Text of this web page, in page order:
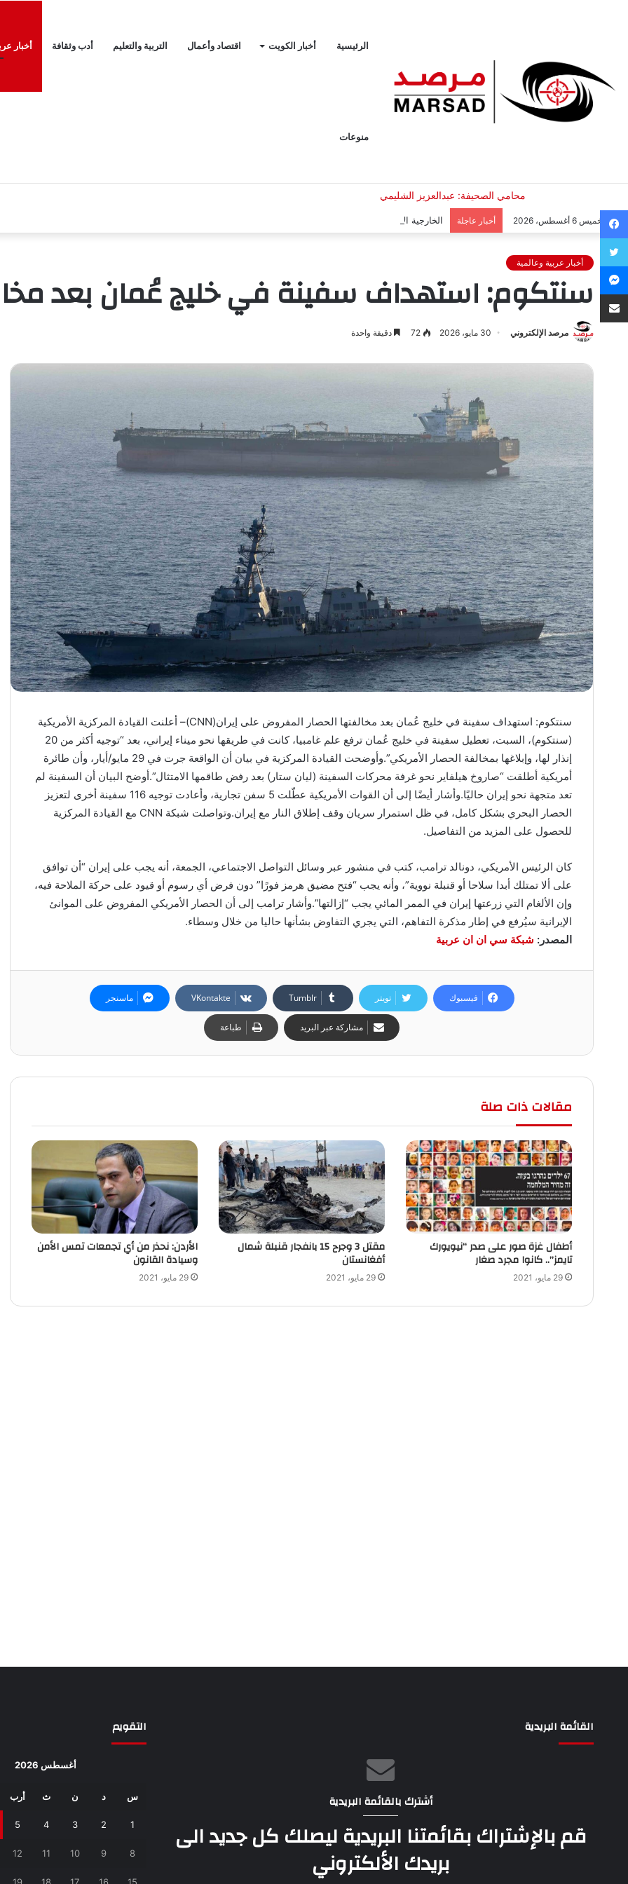
الرئيسية أخبار الكويت اقتصاد وأعمال التربية والتعليم أدب وثقافة أخبار
منوعات
الخميس 6 أغسطس، 2026 أخبار عاجلة الخارجية الأمريكية: محادثات إسرائيل ولبنان في روما كانت مثمرة
أخبار عربية وعالمية
سنتكوم: استهداف سفينة في خليج عُمان بعد
مرصد الإلكتروني 30 مايو، 2026 72 دقيقة واحدة
سنتكوم: استهداف سفينة في خليج عُمان بعد مخالفتها الحصار المفروض على إيران(CNN)– أعلنت القيادة المركزية الأمريكية
(سنتكوم)، السبت، تعطيل سفينة في خليج عُمان ترفع علم غامبيا، كانت في طريقها نحو ميناء إيراني، بعد “توجيه أكثر من 20
إنذار لها، وإبلاغها بمخالفة الحصار الأمريكي”.وأوضحت القيادة المركزية في بيان أن الواقعة جرت في 29 مايو/أيار، وأن طائرة
أمريكية أطلقت “صاروخ هيلفاير نحو غرفة محركات السفينة (ليان ستار) بعد رفض طاقمها الامتثال”.أوضح البيان أن السفينة لم
تعد متجهة نحو إيران حاليًا.وأشار أيضًا إلى أن القوات الأمريكية عطّلت 5 سفن تجارية، وأعادت توجيه 116 سفينة أخرى لتعزيز
الحصار البحري بشكل كامل، في ظل استمرار سريان وقف إطلاق النار مع إيران.وتواصلت شبكة CNN مع القيادة المركزية
للحصول على المزيد من التفاصيل.
كان الرئيس الأمريكي، دونالد ترامب، كتب في منشور عبر وسائل التواصل الاجتماعي، الجمعة، أنه يجب على إيران “أن توافق
على ألا تمتلك أبدا سلاحا أو قنبلة نووية”، وأنه يجب “فتح مضيق هرمز فورًا” دون فرض أي رسوم أو قيود على حركة الملاحة فيه،
وإن الألغام التي زرعتها إيران في الممر المائي يجب “إزالتها”.وأشار ترامب إلى أن الحصار الأمريكي المفروض على الموانئ
الإيرانية سيُرفع في إطار مذكرة التفاهم، التي يجري التفاوض بشأنها حاليا من خلال وسطاء.
المصدر: شبكة سي ان ان عربية
فيسبوك تويتر ‏Tumblr ماسنجر
مشاركة عبر البريد طباعة
مقالات ذات صلة
أطفال غزة صور على صدر “نيويورك
تايمز”.. كانوا مجرد صغار
29 مايو، 2021
مقتل 3 وجرح 15 بانفجار قنبلة‭ ‬شمال
أفغانستان
29 مايو، 2021
الأردن: نحذر من أي تجمعات تمس الأمن
وسيادة القانون
29 مايو، 2021
القائمة البريدية
أشترك بالقائمة البريدية
قم بالإشتراك بقائمتنا البريدية ليصلك كل جديد الى
بريدك الألكتروني
التقويم
أغسطس 2026
س د ن ث أرب
1
2
3
4
5
8
9
10
11
12
ماسنجر
مشاركة عبر البريد